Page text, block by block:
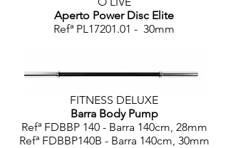
FITNESS DELUXE
Barra Body Pump
Refª FDBBP 140 - Barra 140cm, 28mm
Refª FDBBP140B - Barra 140cm, 30mm
Aperto Power Disc Elite
Refª PL17201.01 - 30mm